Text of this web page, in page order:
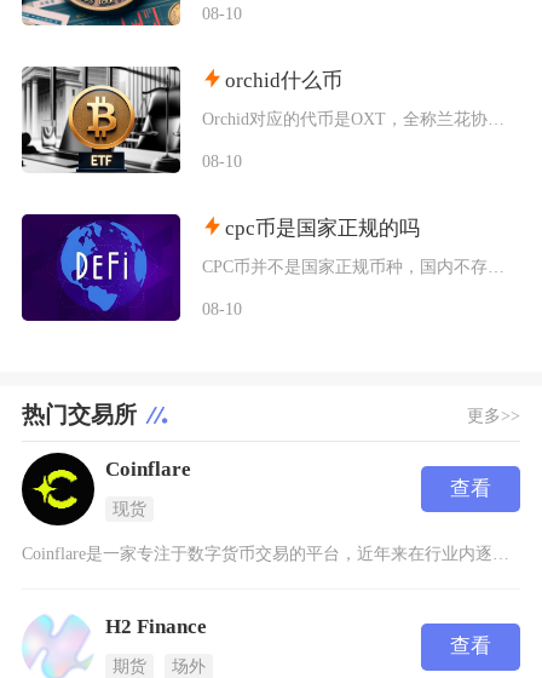
08-10
orchid什么币
08-10
cpc币是国家正规的吗
08-10
热门交易所 更多>>
Coinflare
现货
查看
Coinflare是一家专注于数字货币交易的平台，近年来在行业内逐渐崭露头角。作为一家全球
H2 Finance
期货 场外
查看